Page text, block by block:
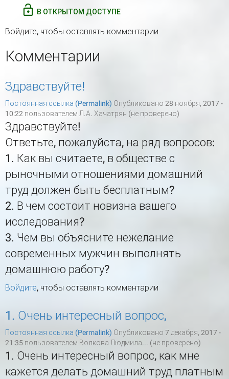
В ОТКРЫТОМ ДОСТУПЕ
Войдите, чтобы оставлять комментарии
Комментарии
Здравствуйте!
Постоянная ссылка (Permalink) Опубликовано 28 ноября, 2017 -
10:22 пользователем Л.А. Хачатрян (не проверено)
Здравствуйте!
Ответьте, пожалуйста, на ряд вопросов:
1. Как вы считаете, в обществе с
рыночными отношениями домашний
труд должен быть бесплатным?
2. В чем состоит новизна вашего
исследования?
3. Чем вы объясните нежелание
современных мужчин выполнять
домашнюю работу?
Войдите, чтобы оставлять комментарии
1. Очень интересный вопрос,
Постоянная ссылка (Permalink) Опубликовано 7 декабря, 2017 -
21:35 пользователем Волкова Людмила... (не проверено)
1. Очень интересный вопрос, как мне
кажется делать домашний труд платным